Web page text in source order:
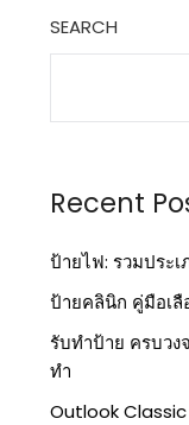
SEARCH
Recent
ป้ายไฟ: รวมประ
ป้ายคลินิก คู่มือเ
รับทำป้าย ครบวง
ทำ
Outlook Classic